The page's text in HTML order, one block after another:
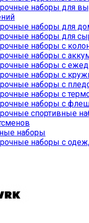
наборы для
наборы для
наборы для
наборы с
наборы с
наборы с
наборы с
наборы с
наборы с
наборы с
спортивные
наборы
наборы с